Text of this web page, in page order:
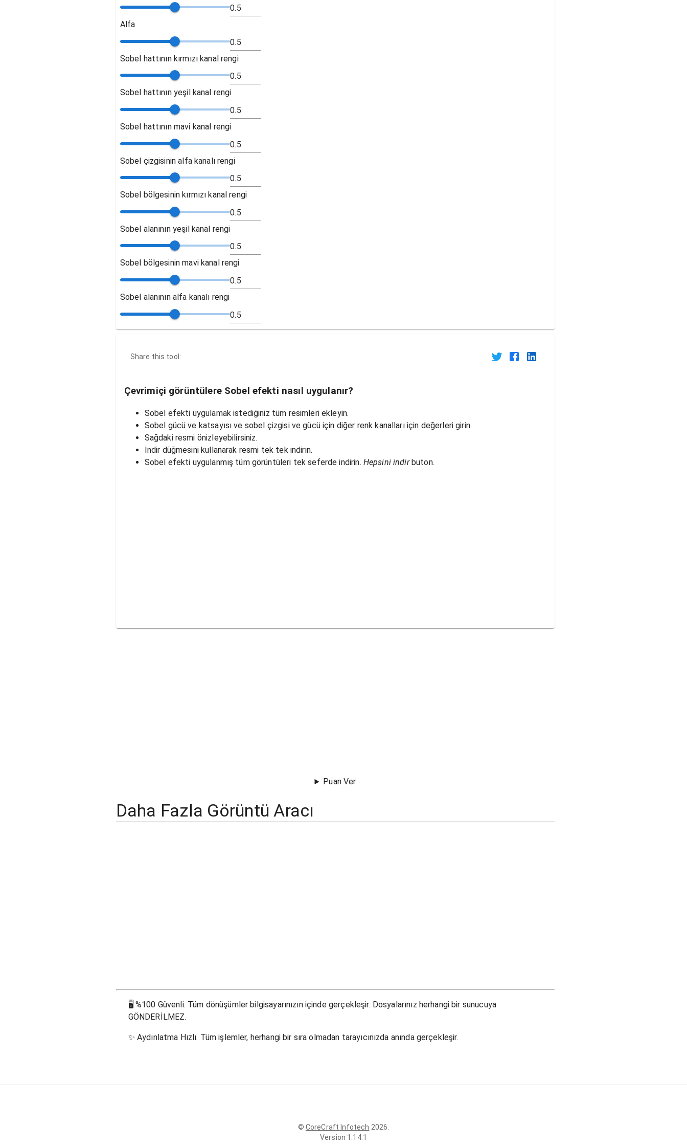
Alfa
Sobel hattının kırmızı kanal rengi
Sobel hattının yeşil kanal rengi
Sobel hattının mavi kanal rengi
Sobel çizgisinin alfa kanalı rengi
Sobel bölgesinin kırmızı kanal rengi
Sobel alanının yeşil kanal rengi
Sobel bölgesinin mavi kanal rengi
Sobel alanının alfa kanalı rengi
Share this tool:
Çevrimiçi görüntülere Sobel efekti nasıl uygulanır?
Sobel efekti uygulamak istediğiniz tüm resimleri ekleyin.
Sobel gücü ve katsayısı ve sobel çizgisi ve gücü için diğer renk kanalları için değerleri girin.
Sağdaki resmi önizleyebilirsiniz.
İndir düğmesini kullanarak resmi tek tek indirin.
Sobel efekti uygulanmış tüm görüntüleri tek seferde indirin. Hepsini indirbuton.
Puan Ver
Daha Fazla Görüntü Aracı
🖥 %100 Güvenli. Tüm dönüşümler bilgisayarınızın içinde gerçekleşir. Dosyalarınız herhangi bir sunucuya
GÖNDERİLMEZ.
✨ Aydınlatma Hızlı. Tüm işlemler, herhangi bir sıra olmadan tarayıcınızda anında gerçekleşir.
© CoreCraft Infotech 2026.
Version 1.14.1